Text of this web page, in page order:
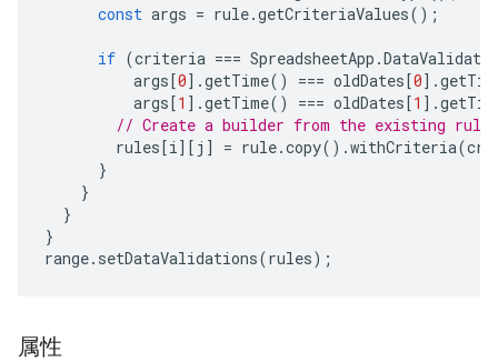
const args = rule.getCriteriaValues();
if (criteria === SpreadsheetApp .
args[0].getTime() === oldDates[0].
args[1 ].getTime() === oldDates[1 ].
// Create a builder from the existing rule,
rules[i][ j ] = rule.copy().withCriteria(
}
}
}
}
range. setDataValidations(rules);
属性